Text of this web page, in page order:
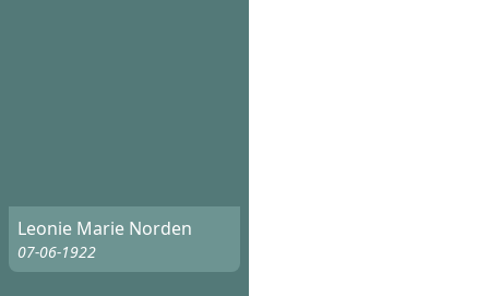
Leonie Marie Norden
07-06-1922